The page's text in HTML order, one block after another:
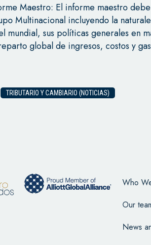
Maestro: El informe maestro
Multinacional incluyendo la
mundial, sus políticas generales en
global de ingresos, costos y
TRIBUTARIO Y CAMBIARIO (NOTICIAS)
Who
Our
News